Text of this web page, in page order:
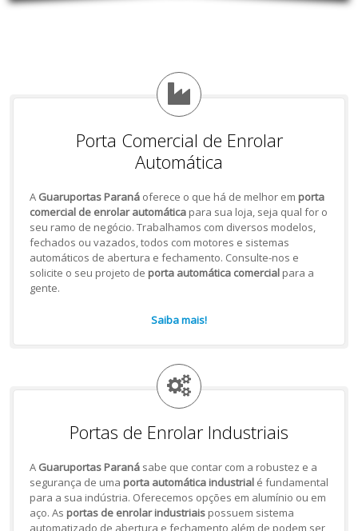
Porta Comercial de Enrolar
Automática
A Guaruportas Paranáoferece o que há de melhor em porta
comercial de enrolar automáticapara sua loja, seja qual for o
seu ramo de negócio. Trabalhamos com diversos modelos,
fechados ou vazados, todos com motores e sistemas
automáticos de abertura e fechamento. Consulte-nos e
solicite o seu projeto de porta automática comercialpara a
gente.
Saiba mais!
Portas de Enrolar Industriais
A Guaruportas Paranásabe que contar com a robustez e a
segurança de uma porta automática industrialé fundamental
para a sua indústria. Oferecemos opções em alumínio ou em
aço. As portas de enrolar industriaispossuem sistema
automatizado de abertura e fechamento além de podem ser